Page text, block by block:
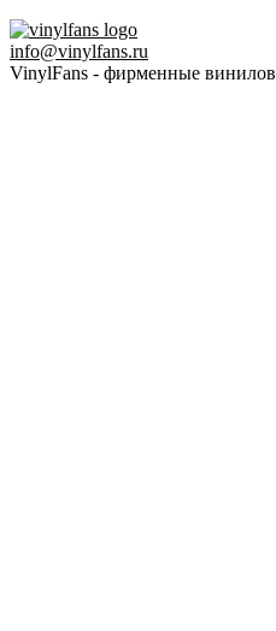
info@vinylfans.ru
VinylFans - фирменные